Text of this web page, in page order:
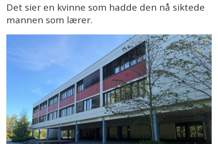
Det sier en kvinne som hadde den nå siktede
mannen som lærer.